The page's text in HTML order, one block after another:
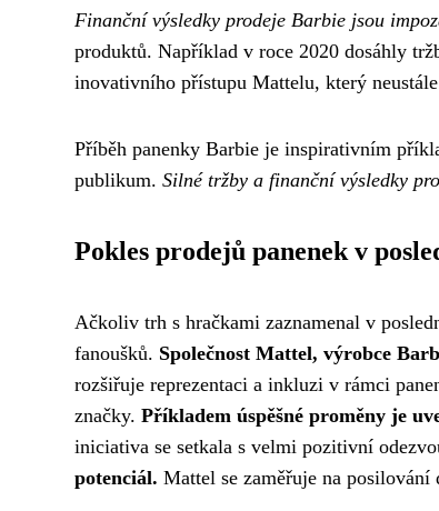
Finanční výsledky prodeje Barbie jsou
produktů. Například v roce 2020 dosáhly
inovativního přístupu Mattelu, který
Příběh panenky Barbie je inspirativním
publikum. Silné tržby a finanční výsledky
Pokles prodejů panenek v
Ačkoliv trh s hračkami zaznamenal v
fanoušků. Společnost Mattel, výrobce
rozšiřuje reprezentaci a inkluzi v rámci
značky. Příkladem úspěšné proměny je
iniciativa se setkala s velmi pozitivní
potenciál. Mattel se zaměřuje na